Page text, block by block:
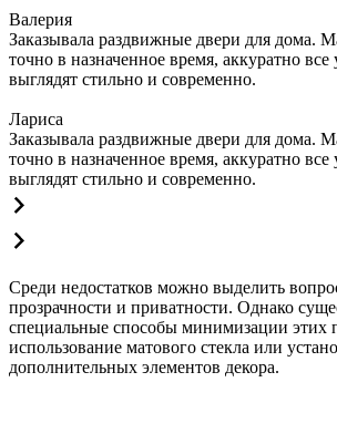
Валерия
Заказывала раздвижные двери для дома.
точно в назначенное время, аккуратно
выглядят стильно и современно.
Лариса
Заказывала раздвижные двери для дома.
точно в назначенное время, аккуратно
выглядят стильно и современно.
Среди недостатков можно выделить
прозрачности и приватности. Однако
специальные способы минимизации этих
использование матового стекла или
дополнительных элементов декора.